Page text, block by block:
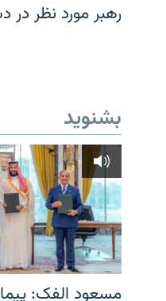
رهبر مورد نظر
بشنوید
مسعود الفک: